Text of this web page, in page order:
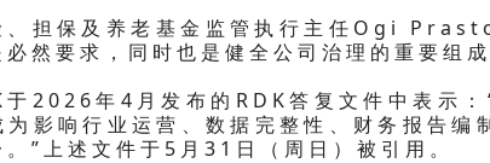
、担保及养老基金监管执行主任Ogi
然要求，同时也是健全公司治理的重要组
于2026年4月发布的RDK答复文件中表示
为影响行业运营、数据完整性、财务报告编
。”上述文件于5月31日（周日）被引用。